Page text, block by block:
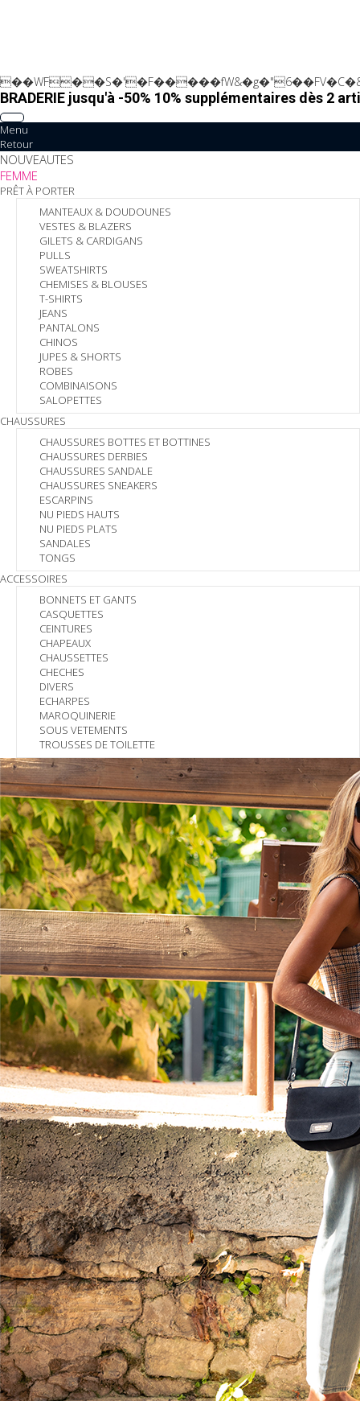
BRADERIE jusqu'à -50% 10% supplémentaires dès 2
Menu
Retour
NOUVEAUTES
FEMME
PRÊT À PORTER
MANTEAUX & DOUDOUNES
VESTES & BLAZERS
GILETS & CARDIGANS
PULLS
SWEATSHIRTS
CHEMISES & BLOUSES
T-SHIRTS
JEANS
PANTALONS
CHINOS
JUPES & SHORTS
ROBES
COMBINAISONS
SALOPETTES
CHAUSSURES
CHAUSSURES BOTTES ET BOTTINES
CHAUSSURES DERBIES
CHAUSSURES SANDALE
CHAUSSURES SNEAKERS
ESCARPINS
NU PIEDS HAUTS
NU PIEDS PLATS
SANDALES
TONGS
ACCESSOIRES
BONNETS ET GANTS
CASQUETTES
CEINTURES
CHAPEAUX
CHAUSSETTES
CHECHES
DIVERS
ECHARPES
MAROQUINERIE
SOUS VETEMENTS
TROUSSES DE TOILETTE